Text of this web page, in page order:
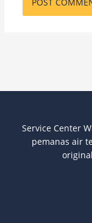
Service Center
pemanas air